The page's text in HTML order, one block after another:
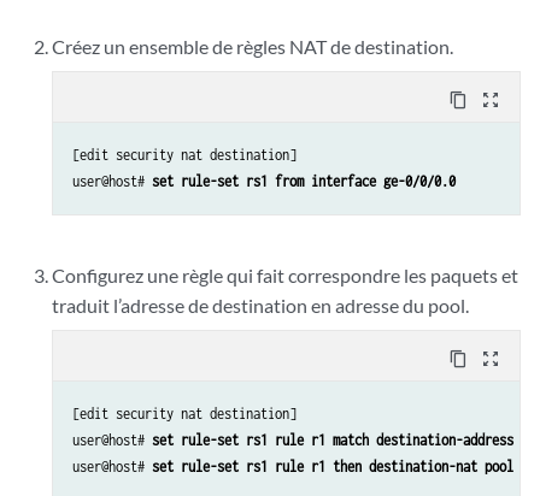
Créez un ensemble de règles NAT de destination.
content_copy zoom_out_map
[edit security nat destination]
user@host# set rule-set rs1 from interface ge-0/0/0.0
Configurez une règle qui fait correspondre les paquets et
traduit l’adresse de destination en adresse du pool.
content_copy zoom_out_map
[edit security nat destination]
user@host# set rule-set rs1 rule r1 match destination-address
user@host# set rule-set rs1 rule r1 then destination-nat pool